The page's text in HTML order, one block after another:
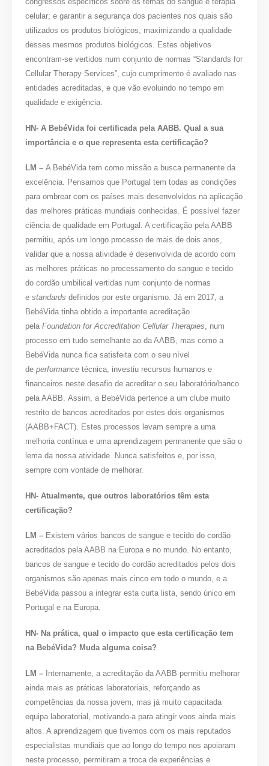
celular; e garantir a segurança dos pacientes nos quais são
utilizados os produtos biológicos, maximizando a qualidade
desses mesmos produtos biológicos. Estes objetivos
encontram-se vertidos num conjunto de normas “Standards for
Cellular Therapy Services”, cujo cumprimento é avaliado nas
entidades acreditadas, e que vão evoluindo no tempo em
qualidade e exigência.
HN- A BebéVida foi certificada pela AABB. Qual a sua
importância e o que representa esta certificação?
LM – A BebéVida tem como missão a busca permanente da
excelência. Pensamos que Portugal tem todas as condições
para ombrear com os países mais desenvolvidos na aplicação
das melhores práticas mundiais conhecidas. É possível fazer
ciência de qualidade em Portugal. A certificação pela AABB
permitiu, após um longo processo de mais de dois anos,
validar que a nossa atividade é desenvolvida de acordo com
as melhores práticas no processamento do sangue e tecido
do cordão umbilical vertidas num conjunto de normas
estandardsdefinidos por este organismo. Já em 2017, a
BebéVida tinha obtido a importante acreditação
pelaFoundation for Accreditation Cellular Therapies, num
processo em tudo semelhante ao da AABB, mas como a
BebéVida nunca fica satisfeita com o seu nível
deperformance técnica, investiu recursos humanos e
financeiros neste desafio de acreditar o seu laboratório/banco
pela AABB. Assim, a BebéVida pertence a um clube muito
restrito de bancos acreditados por estes dois organismos
(AABB+FACT). Estes processos levam sempre a uma
melhoria contínua e uma aprendizagem permanente que são o
lema da nossa atividade. Nunca satisfeitos e, por isso,
sempre com vontade de melhorar.
HN- Atualmente, que outros laboratórios têm esta
certificação?
LM – Existem vários bancos de sangue e tecido do cordão
acreditados pela AABB na Europa e no mundo. No entanto,
bancos de sangue e tecido do cordão acreditados pelos dois
organismos são apenas mais cinco em todo o mundo, e a
BebéVida passou a integrar esta curta lista, sendo único em
Portugal e na Europa.
HN- Na prática, qual o impacto que esta certificação tem
na BebéVida? Muda alguma coisa?
LM – Internamente, a acreditação da AABB permitiu melhorar
ainda mais as práticas laboratoriais, reforçando as
competências da nossa jovem, mas já muito capacitada
equipa laboratorial, motivando-a para atingir voos ainda mais
altos. A aprendizagem que tivemos com os mais reputados
especialistas mundiais que ao longo do tempo nos apoiaram
neste processo, permitiram a troca de experiências e